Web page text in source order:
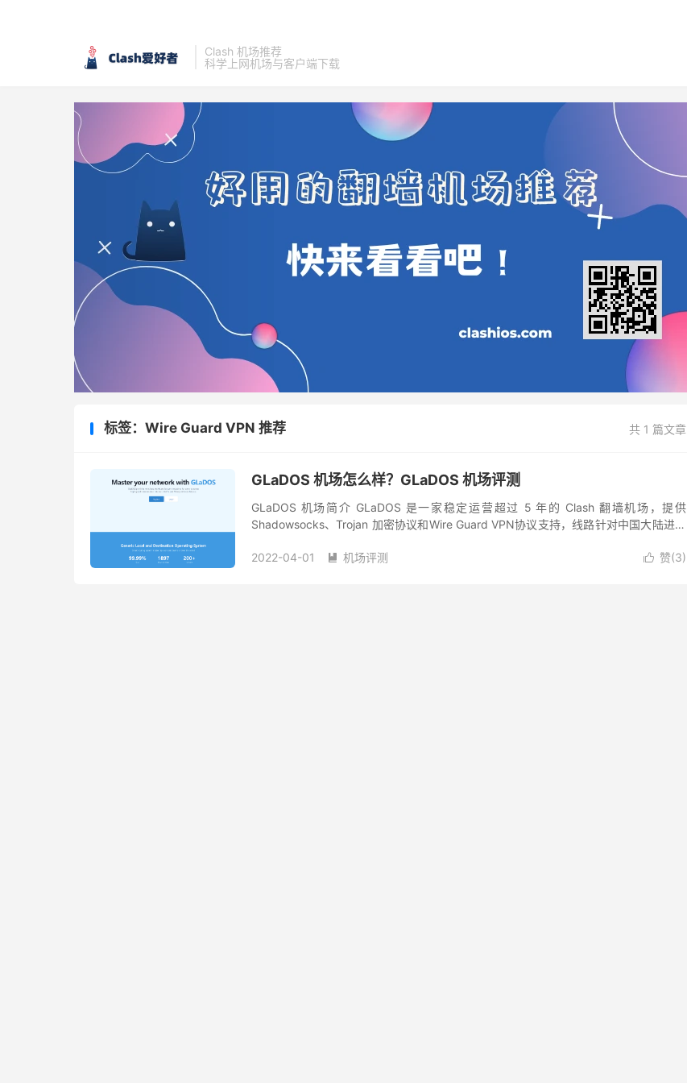
Clash 机场推荐
科学上网机场与客户端下载
共 1 篇文章
标签：Wire Guard VPN 推荐
GLaDOS 机场怎么样？GLaDOS 机场评测
GLaDOS 机场简介 GLaDOS 是一家稳定运营超过 5 年的 Clash 翻墙机场，提供
Shadowsocks、Trojan 加密协议和Wire Guard VPN协议支持，线路针对中国大陆进行
 赞(3)
2022-04-01  机场评测